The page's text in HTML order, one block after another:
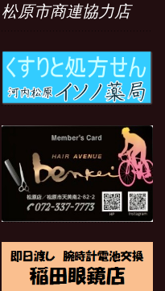
松原市商連協力店